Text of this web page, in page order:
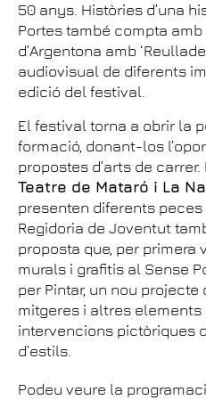
50 anys. Històries d’una
Portes també compta amb
d’Argentona amb
audiovisual de diferents
edició del festival.
El festival torna a obrir la
formació, donant-los
propostes d’arts de
Teatre de Mataró i La
presenten diferents peces
Regidoria de Joventut
proposta que, per primera
murals i grafitis al Sense
per Pintar, un nou
mitgeres i altres
intervencions pictòriques
d’estils.
Podeu veure la